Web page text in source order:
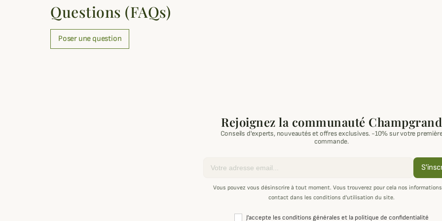
Questions (FAQs)
Poser une question
Rejoignez la communauté Champgrand
Conseils d'experts, nouveautés et offres exclusives. -10% sur votre
commande.
Vous pouvez vous désinscrire à tout moment. Vous trouverez pour cela nos
contact dans les conditions d'utilisation du site.
J'accepte les conditions générales et la politique de confidentialité